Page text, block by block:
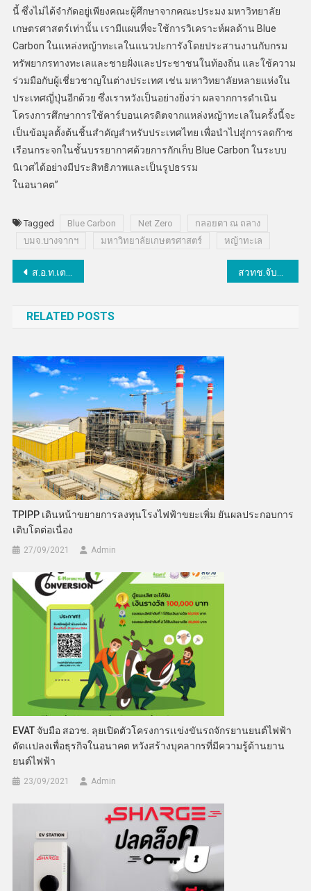
นี้ ซึ่งไม่ได้จำกัดอยู่เพียงคณะผู้ศึกษาจากคณะประมง มหาวิทยาลัย
เกษตรศาสตร์เท่านั้น เรามีแผนที่จะใช้การวิเคราะห์ผลด้าน Blue
Carbon ในแหล่งหญ้าทะเลในแนวปะการังโดยประสานงานกับกรม
ทรัพยากรทางทะเลและชายฝั่งและประชาชนในท้องถิ่น และใช้ความ
ร่วมมือกับผู้เชี่ยวชาญในต่างประเทศ เช่น มหาวิทยาลัยหลายแห่งใน
ประเทศญี่ปุ่นอีกด้วย ซึ่งเราหวังเป็นอย่างยิ่งว่า ผลจากการดำเนิน
โครงการศึกษาการใช้คาร์บอนเครดิตจากแหล่งหญ้าทะเลในครั้งนี้จะ
เป็นข้อมูลตั้งต้นชิ้นสำคัญสำหรับประเทศไทย เพื่อนำไปสู่การลดก๊าซ
เรือนกระจกในชั้นบรรยากาศด้วยการกักเก็บ Blue Carbon ในระบบ
นิเวศได้อย่างมีประสิทธิภาพและเป็นรูปธรรม
ในอนาคต”
Tagged Blue Carbon Net Zero
กลอยตา ณ ถลาง
บมจ.บางจากฯ
มหาวิทยาลัยเกษตรศาสตร์ หญ้าทะเล
แนะแนว
ส.อ.ท.เตรียมจัดงานใหญ่“FTI EXPO 2022” เรียกความเชื่อมั่นภาคเศรษฐกิจและภาคประชาชน
RELATED POSTS
TPIPP เดินหน้าขยายการลงทุนโรงไฟฟ้าขยะเพิ่ม ยันผลประกอบการ
เติบโตต่อเนื่อง
27/09/2021 Admin
EVAT จับมือ สอวช. ลุยเปิดตัวโครงการเเข่งขันรถจักรยานยนต์ไฟฟ้า
ดัดเเปลงเพื่อธุรกิจในอนาคต หวังสร้างบุคลากรที่มีความรู้ด้านยาน
ยนต์ไฟฟ้า
23/09/2021 Admin